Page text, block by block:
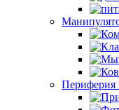
Периферия